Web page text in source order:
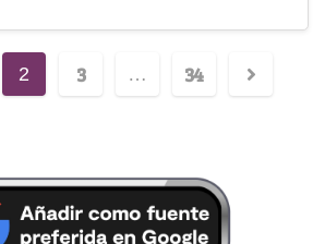
2 3 … 34